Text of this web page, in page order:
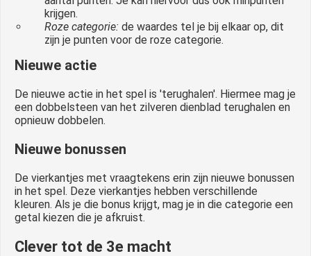
krijgen.
Roze categorie: de waardes tel je bij elkaar op, dit
zijn je punten voor de roze categorie.
Nieuwe actie
De nieuwe actie in het spel is 'terughalen'. Hiermee mag je
een dobbelsteen van het zilveren dienblad terughalen en
opnieuw dobbelen.
Nieuwe bonussen
De vierkantjes met vraagtekens erin zijn nieuwe bonussen
in het spel. Deze vierkantjes hebben verschillende
kleuren. Als je die bonus krijgt, mag je in die categorie een
getal kiezen die je afkruist.
Clever tot de 3e macht